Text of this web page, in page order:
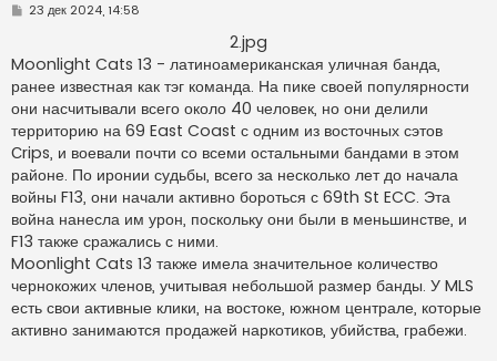
С
щ
е
н
и
23 дек 2024, 14:58
2.jpg
Moonlight Cats 13 - латиноамериканская уличная банда,
ранее известная как тэг команда. На пике своей популярности
они насчитывали всего около 40 человек, но они делили
территорию на 69 East Coast с одним из восточных сэтов
Сrips, и воевали почти со всеми остальными бандами в этом
районе. По иронии судьбы, всего за несколько лет до начала
войны F13, они начали активно бороться с 69th St ECC. Эта
война нанесла им урон, поскольку они были в меньшинстве, и
F13 также сражались с ними.
Moonlight Cats 13 также имела значительное количество
чернокожих членов, учитывая небольшой размер банды. У MLS
есть свои активные клики, на востоке, южном централе, которые
активно занимаются продажей наркотиков, убийства, грабежи.